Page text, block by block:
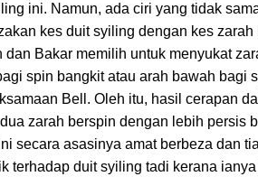
ini. Namun, ada ciri yang tidak
kes duit syiling dengan kes
dan Bakar memilih untuk menyukat
spin bangkit atau arah bawah bagi
Bell. Oleh itu, hasil cerapan
zarah berspin dengan lebih persis
secara asasinya amat berbeza dan
terhadap duit syiling tadi kerana ianya